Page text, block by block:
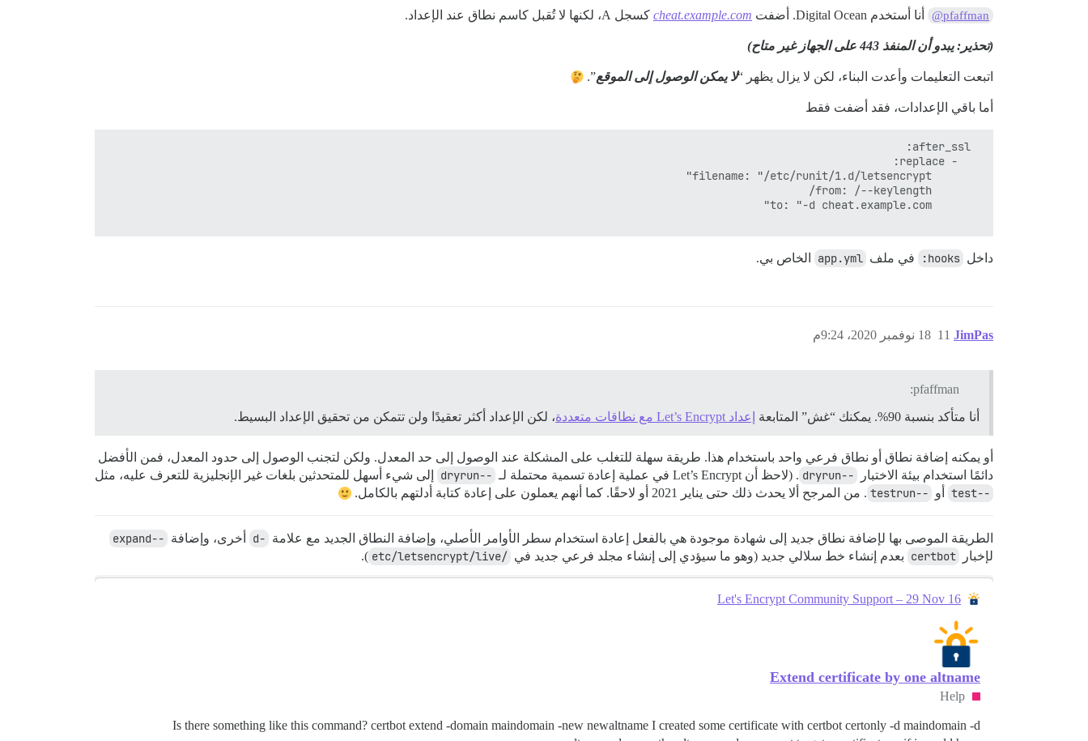
@pfaffman أنا أستخدم Digital Ocean. أضفت cheat.example.com كسجل A، لكنها لا تُقبل كاسم نطاق عند الإعداد.
(تحذير: يبدو أن المنفذ 443 على الجهاز غير متاح)
اتبعت التعليمات وأعدت البناء، لكن لا يزال يظهر “لا يمكن الوصول إلى الموقع”.
أما باقي الإعدادات، فقد أضفت فقط
داخل hooks: في ملف app.yml الخاص بي.
JimPas 18 نوفمبر 2020، 9:24م 11
pfaffman:
أنا متأكد بنسبة 90%. يمكنك “غش” المتابعة
إعداد Let’s Encrypt مع نطاقات متعددة ، لكن الإعداد أكثر تعقيدًا ولن تتمكن من تحقيق الإعداد البسيط.
أو يمكنه إضافة نطاق أو نطاق فرعي واحد باستخدام هذا. طريقة سهلة للتغلب على المشكلة عند الوصول إلى حد المعدل. ولكن لتجنب الوصول إلى حدود المعدل، فمن الأفضل
دائمًا استخدام بيئة الاختبار
--dryrun . (لاحظ أن Let’s Encrypt في عملية إعادة تسمية محتملة لـ --dryrun إلى شيء أسهل للمتحدثين بلغات غير الإنجليزية للتعرف عليه، مثل
--test أو --testrun . من المرجح ألا يحدث ذلك حتى يناير 2021 أو لاحقًا. كما أنهم يعملون على إعادة كتابة أدلتهم بالكامل.
الطريقة الموصى بها لإضافة نطاق جديد إلى شهادة موجودة هي بالفعل إعادة استخدام سطر الأوامر الأصلي، وإضافة النطاق الجديد مع علامة -d أخرى، وإضافة --expand
لإخبار certbot بعدم إنشاء خط سلالي جديد (وهو ما سيؤدي إلى إنشاء مجلد فرعي جديد في /etc/letsencrypt/live
).
Let's Encrypt Community Support – 29 Nov 16
Extend certificate by one altname
Help
Is there something like this command? certbot extend -domain maindomain -new newaltname I created some certificate with certbot certonly -d maindomain -d